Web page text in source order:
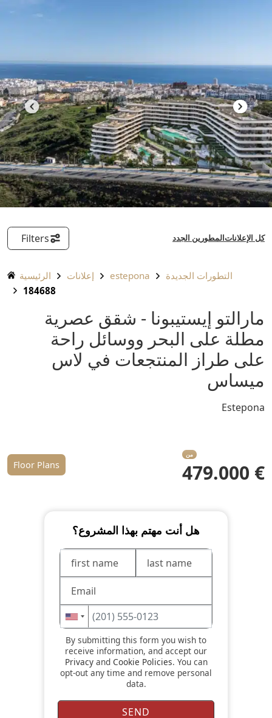
كل الإعلاناتالمطورين الجدد Filters
الرئيسية إعلانات estepona
التطورات الجديدة
184688
مارالتو إيستيبونا - شقق عصرية
مطلة على البحر ووسائل راحة
على طراز المنتجعات في لاس
ميساس
Estepona
من
€ 479.000
Floor Plans
هل أنت مهتم بهذا المشروع؟
By submitting this form you wish to
receive information, and accept our
Privacyand Cookie Policies. You can
opt-out any time and remove personal
data.